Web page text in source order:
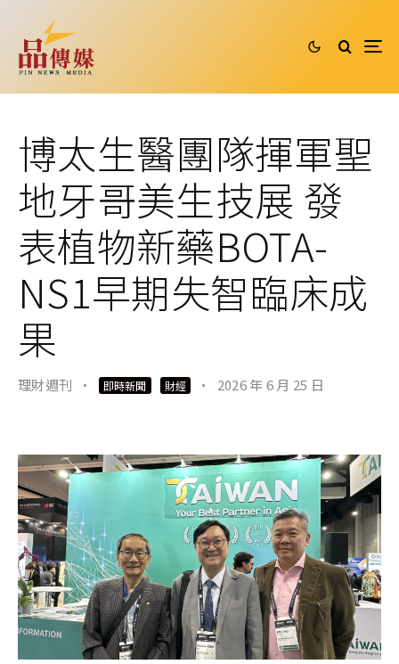
博太生醫團隊揮軍聖
地牙哥美生技展 發
表植物新藥BOTA-
NS1早期失智臨床成
果
理財週刊 · 即時新聞 財經 · 2026 年 6 月 25 日